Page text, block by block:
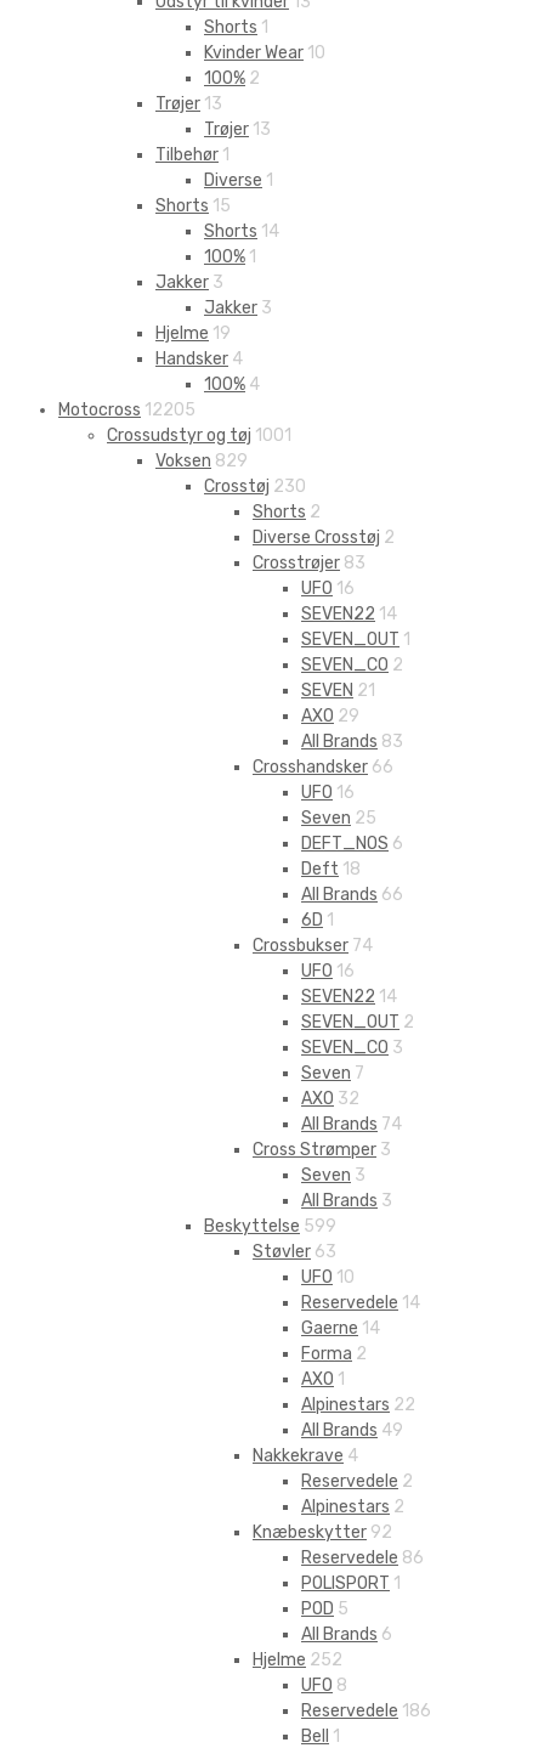
Shorts 1
Kvinder Wear 10
100% 2
Trøjer 13
Trøjer 13
Tilbehør 1
Diverse 1
Shorts 15
Shorts 14
100% 1
Jakker 3
Jakker 3
Hjelme 19
Handsker 4
100% 4
Motocross 12205
Crossudstyr og tøj 1001
Voksen 829
Crosstøj 230
Shorts 2
Diverse Crosstøj 2
Crosstrøjer 83
UFO 16
SEVEN22 14
SEVEN_OUT 1
SEVEN_CO 2
SEVEN 21
AXO 29
All Brands 83
Crosshandsker 66
UFO 16
Seven 25
DEFT_NOS 6
Deft 18
All Brands 66
6D 1
Crossbukser 74
UFO 16
SEVEN22 14
SEVEN_OUT 2
SEVEN_CO 3
Seven 7
AXO 32
All Brands 74
Cross Strømper 3
Seven 3
All Brands 3
Beskyttelse 599
Støvler 63
UFO 10
Reservedele 14
Gaerne 14
Forma 2
AXO 1
Alpinestars 22
All Brands 49
Nakkekrave 4
Reservedele 2
Alpinestars 2
Knæbeskytter 92
Reservedele 86
POLISPORT 1
POD 5
All Brands 6
Hjelme 252
UFO 8
Reservedele 186
Bell
1